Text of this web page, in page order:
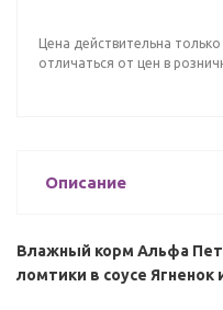
Цена действительна
отличаться от цен в
Описание
Влажный корм Альфа Пет
ломтики в соусе Ягненок